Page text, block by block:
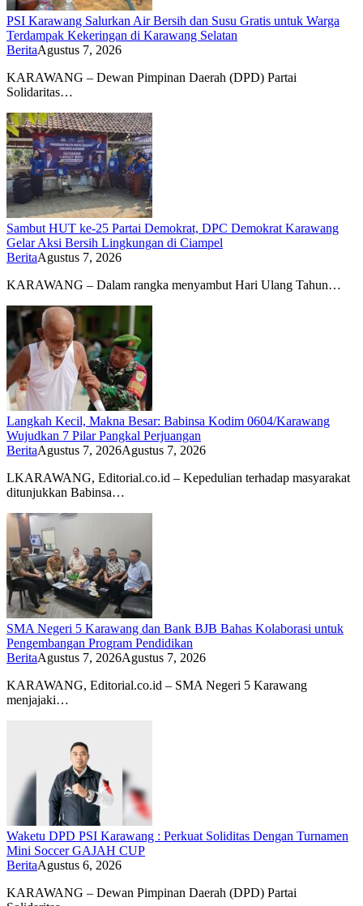
PSI Karawang Salurkan Air Bersih dan Susu Gratis untuk Warga
Terdampak Kekeringan di Karawang Selatan
BeritaAgustus 7, 2026
KARAWANG – Dewan Pimpinan Daerah (DPD) Partai
Solidaritas…
Sambut HUT ke-25 Partai Demokrat, DPC Demokrat Karawang
Gelar Aksi Bersih Lingkungan di Ciampel
BeritaAgustus 7, 2026
KARAWANG – Dalam rangka menyambut Hari Ulang Tahun…
Langkah Kecil, Makna Besar: Babinsa Kodim 0604/Karawang
Wujudkan 7 Pilar Pangkal Perjuangan
BeritaAgustus 7, 2026Agustus 7, 2026
LKARAWANG, Editorial.co.id – Kepedulian terhadap masyarakat
ditunjukkan Babinsa…
SMA Negeri 5 Karawang dan Bank BJB Bahas Kolaborasi untuk
Pengembangan Program Pendidikan
BeritaAgustus 7, 2026Agustus 7, 2026
KARAWANG, Editorial.co.id – SMA Negeri 5 Karawang
menjajaki…
Waketu DPD PSI Karawang : Perkuat Soliditas Dengan Turnamen
Mini Soccer GAJAH CUP
BeritaAgustus 6, 2026
KARAWANG – Dewan Pimpinan Daerah (DPD) Partai